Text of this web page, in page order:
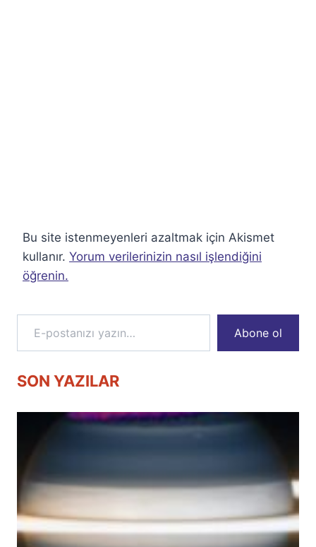
Bu site istenmeyenleri azaltmak için Akismet
kullanır. Yorum verilerinizin nasıl işlendiğini
öğrenin.
E-postanızı yazın…
Abone ol
SON YAZILAR